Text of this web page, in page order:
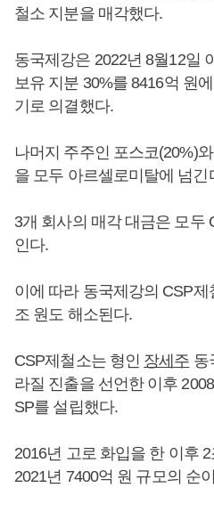
철소 지분을 매각했다.
동국제강은 2022년 8월12일
보유 지분 30%를 8416억 원
기로 의결했다.
나머지 주주인 포스코(20%)
을 모두 아르셀로미탈에 넘긴
3개 회사의 매각 대금은 모두
인다.
이에 따라 동국제강의 CSP
조 원도 해소된다.
CSP제철소는 형인 장세주 동
라질 진출을 선언한 이후
SP를 설립했다.
2016년 고로 화입을 한 이후
2021년 7400억 원 규모의 순